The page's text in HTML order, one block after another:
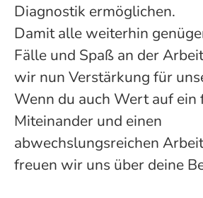
Diagnostik ermöglichen.
Damit alle weiterhin
Fälle und Spaß an der
wir nun Verstärkung für
Wenn du auch Wert auf ein
Miteinander und einen
abwechslungsreichen
freuen wir uns über deine